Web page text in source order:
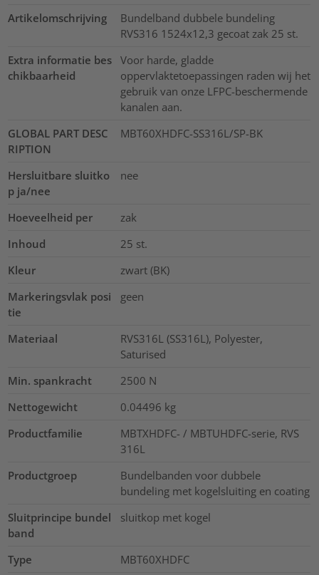
Artikelomschrijving
Bundelband dubbele bundeling
RVS316 1524x12,3 gecoat zak 25 st.
Extra informatie bes
chikbaarheid
Voor harde, gladde
oppervlaktetoepassingen raden wij het
gebruik van onze LFPC-beschermende
kanalen aan.
GLOBAL PART DESC
RIPTION
MBT60XHDFC-SS316L/SP-BK
Hersluitbare sluitko
p ja/nee
nee
Hoeveelheid per
zak
Inhoud
25 st.
Kleur
zwart (BK)
Markeringsvlak posi
tie
geen
Materiaal
RVS316L (SS316L), Polyester,
Saturised
Min. spankracht
2500 N
Nettogewicht
0.04496 kg
Productfamilie
MBTXHDFC- / MBTUHDFC-serie, RVS
316L
Productgroep
Bundelbanden voor dubbele
bundeling met kogelsluiting en coating
Sluitprincipe bundel
band
sluitkop met kogel
Type MBT60XHDFC